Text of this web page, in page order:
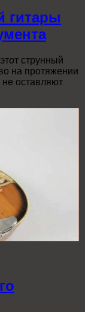
гитары
струнный
на протяжении
оставляют